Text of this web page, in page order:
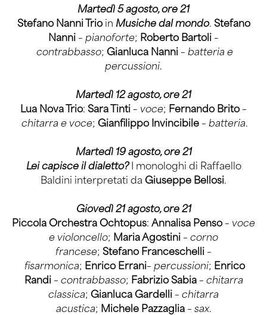
Martedì 5 agosto, ore 21
Stefano Nanni Trio in Musiche dal mondo. Stefano
Nanni – pianoforte; Roberto Bartoli –
contrabbasso; Gianluca Nanni – batteria e
percussioni.
Martedì 12 agosto, ore 21
Lua Nova Trio: Sara Tinti – voce; Fernando Brito –
chitarra e voce; Gianfilippo Invincibile – batteria.
Martedì 19 agosto, ore 21
Lei capisce il dialetto? I monologhi di Raffaello
Baldini interpretati da Giuseppe Bellosi.
Giovedì 21 agosto, ore 21
Piccola Orchestra Ochtopus: Annalisa Penso – voce
e violoncello; Maria Agostini – corno
francese; Stefano Franceschelli –
fisarmonica; Enrico Errani– percussioni; Enrico
Randi – contrabbasso; Fabrizio Sabia – chitarra
classica; Gianluca Gardelli – chitarra
acustica; Michele Pazzaglia – sax.